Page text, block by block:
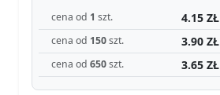
cena od 1 szt. 4.15 ZŁ
cena od 150szt. 3.90 ZŁ
cena od 650szt. 3.65 ZŁ